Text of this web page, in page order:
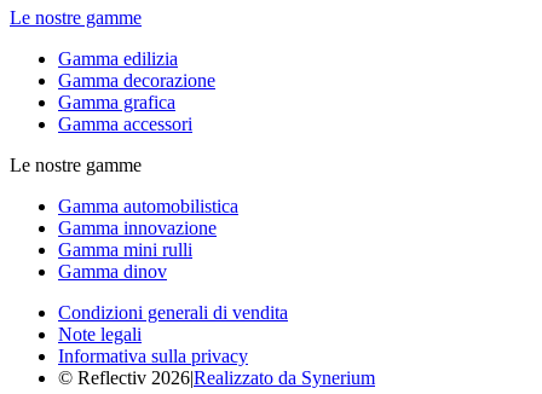
Le nostre gamme
Gamma edilizia
Gamma decorazione
Gamma grafica
Gamma accessori
Le nostre gamme
Gamma automobilistica
Gamma innovazione
Gamma mini rulli
Gamma dinov
Condizioni generali di vendita
Note legali
Informativa sulla privacy
© Reflectiv 2026|Realizzato da Synerium